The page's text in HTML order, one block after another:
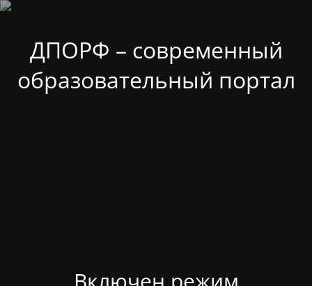
ДПОРФ – современный
образовательный портал